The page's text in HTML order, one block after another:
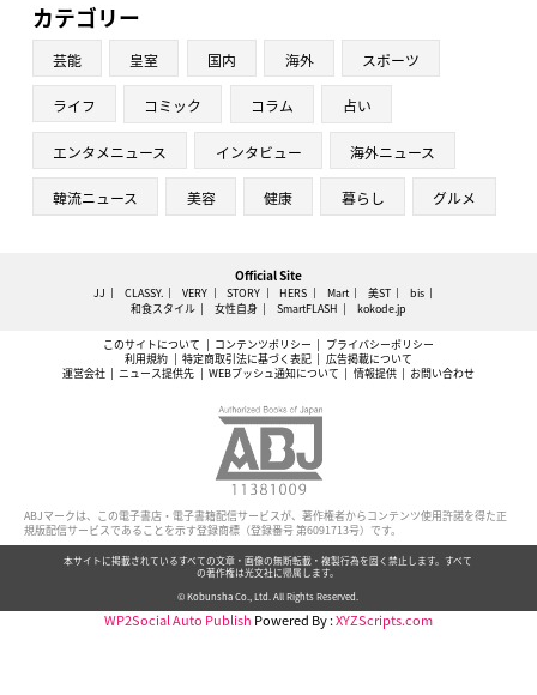
カテゴリー
芸能 皇室 国内 海外 スポーツ
ライフ コミック コラム 占い
エンタメニュース インタビュー 海外ニュース
韓流ニュース 美容 健康 暮らし グルメ
Official Site
JJ CLASSY. VERY STORY HERS Mart 美ST
bis
和食スタイル
女性自身 SmartFLASH kokode.jp
このサイトについて コンテンツポリシー
プライバシーポリシー
利用規約
特定商取引法に基づく表記
広告掲載について
運営会社
ニュース提供先 WEBプッシュ通知について 情報提供 お問い合わせ
ABJマークは、この電子書店・電子書籍配信サービスが、著作権者からコンテンツ使用許諾を得た正
規版配信サービスであることを示す登録商標（登録番号 第6091713号）です。
本サイトに掲載されているすべての文章・画像の無断転載・複製行為を固く禁止します。すべて
の著作権は光文社に帰属します。
© Kobunsha Co., Ltd. All Rights Reserved.
WP2Social Auto Publish Powered By :XYZScripts.com